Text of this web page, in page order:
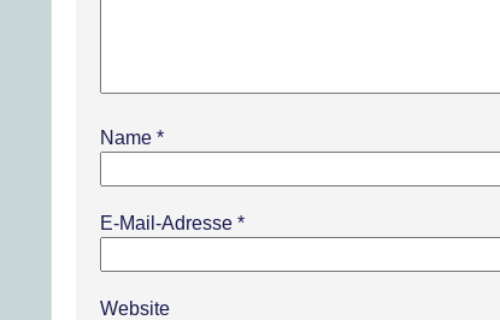
Name *
E-Mail-Adresse *
Website